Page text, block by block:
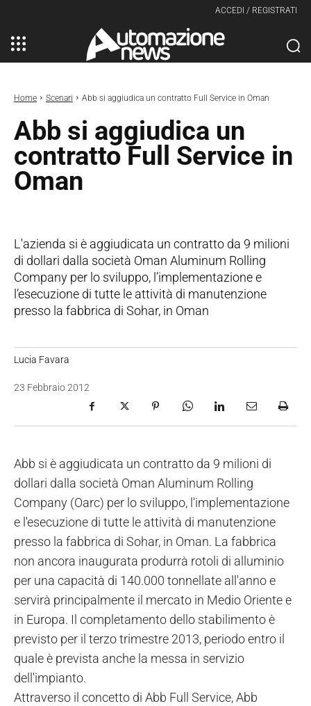
ACCEDI / REGISTRATI
Home Scenari Abb si aggiudica un contratto Full Service in Oman
Abb si aggiudica un
contratto Full Service in
Oman
L'azienda si è aggiudicata un contratto da 9 milioni
di dollari dalla società Oman Aluminum Rolling
Company per lo sviluppo, l’implementazione e
l’esecuzione di tutte le attività di manutenzione
presso la fabbrica di Sohar, in Oman
Lucia Favara
23 Febbraio 2012
Abb si è aggiudicata un contratto da 9 milioni di
dollari dalla società Oman Aluminum Rolling
Company (Oarc) per lo sviluppo, l'implementazione
e l'esecuzione di tutte le attività di manutenzione
presso la fabbrica di Sohar, in Oman. La fabbrica
non ancora inaugurata produrrà rotoli di alluminio
per una capacità di 140.000 tonnellate all'anno e
servirà principalmente il mercato in Medio Oriente e
in Europa. Il completamento dello stabilimento è
previsto per il terzo trimestre 2013, periodo entro il
quale è prevista anche la messa in servizio
dell'impianto.
Attraverso il concetto di Abb Full Service, Abb